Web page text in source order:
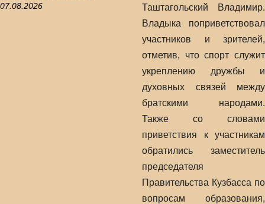
07.08.2026
Таштагольский Владимир.
Владыка поприветствовал
участников и зрителей,
отметив, что спорт служит
укреплению дружбы и
духовных связей между
братскими народами.
Также со словами
приветствия к участникам
обратились заместитель
председателя
Правительства Кузбасса по
вопросам образования,